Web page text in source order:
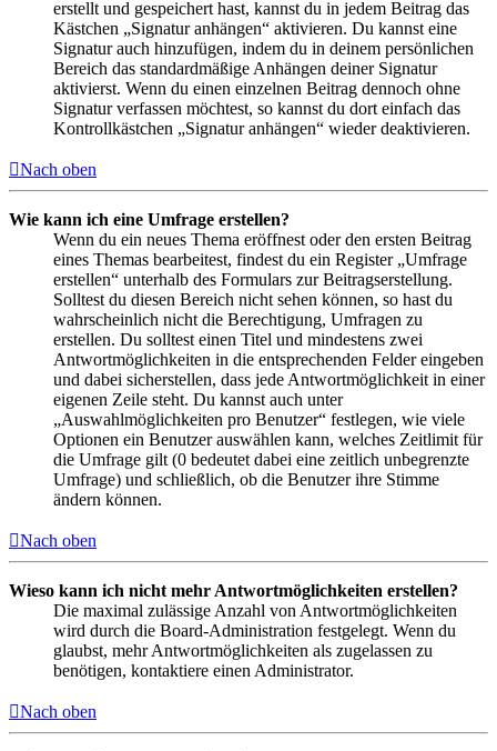
erstellt und gespeichert hast, kannst du in jedem Beitrag das
Kästchen „Signatur anhängen“ aktivieren. Du kannst eine
Signatur auch hinzufügen, indem du in deinem persönlichen
Bereich das standardmäßige Anhängen deiner Signatur
aktivierst. Wenn du einen einzelnen Beitrag dennoch ohne
Signatur verfassen möchtest, so kannst du dort einfach das
Kontrollkästchen „Signatur anhängen“ wieder deaktivieren.
Nach oben
Wie kann ich eine Umfrage erstellen?
Wenn du ein neues Thema eröffnest oder den ersten Beitrag
eines Themas bearbeitest, findest du ein Register „Umfrage
erstellen“ unterhalb des Formulars zur Beitragserstellung.
Solltest du diesen Bereich nicht sehen können, so hast du
wahrscheinlich nicht die Berechtigung, Umfragen zu
erstellen. Du solltest einen Titel und mindestens zwei
Antwortmöglichkeiten in die entsprechenden Felder eingeben
und dabei sicherstellen, dass jede Antwortmöglichkeit in einer
eigenen Zeile steht. Du kannst auch unter
„Auswahlmöglichkeiten pro Benutzer“ festlegen, wie viele
Optionen ein Benutzer auswählen kann, welches Zeitlimit für
die Umfrage gilt (0 bedeutet dabei eine zeitlich unbegrenzte
Umfrage) und schließlich, ob die Benutzer ihre Stimme
ändern können.
Nach oben
Wieso kann ich nicht mehr Antwortmöglichkeiten erstellen?
Die maximal zulässige Anzahl von Antwortmöglichkeiten
wird durch die Board-Administration festgelegt. Wenn du
glaubst, mehr Antwortmöglichkeiten als zugelassen zu
benötigen, kontaktiere einen Administrator.
Nach oben